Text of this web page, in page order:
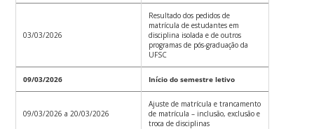
03/03/2026
Resultado dos pedidos de
matrícula de estudantes em
disciplina isolada e de outros
programas de pós-graduação da
UFSC
09/03/2026 Início do semestre letivo
09/03/2026 a 20/03/2026
Ajuste de matrícula e trancamento
de matrícula – inclusão, exclusão e
troca de disciplinas